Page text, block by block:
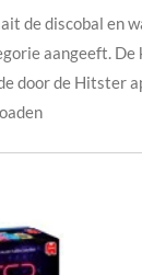
de discobal en
aangeeft.
door de Hitster